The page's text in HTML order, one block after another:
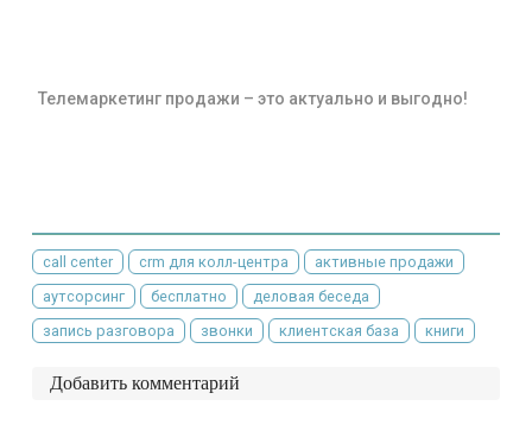
Телемаркетинг продажи – это актуально и выгодно!
call center crm для колл-центра
активные продажи
аутсорсинг
бесплатно
деловая беседа
запись разговора
звонки клиентская база книги
Добавить комментарий